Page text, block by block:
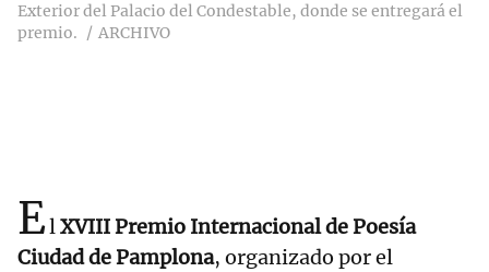
Exterior del Palacio del Condestable, donde se entregará el
premio.
ARCHIVO
ElXVIII Premio Internacional de Poesía
Ciudad de Pamplona, organizado por el